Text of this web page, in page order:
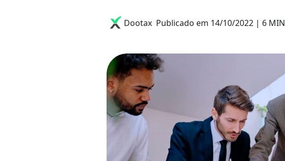
Dootax Publicado em 14/10/2022 | 6 MIN